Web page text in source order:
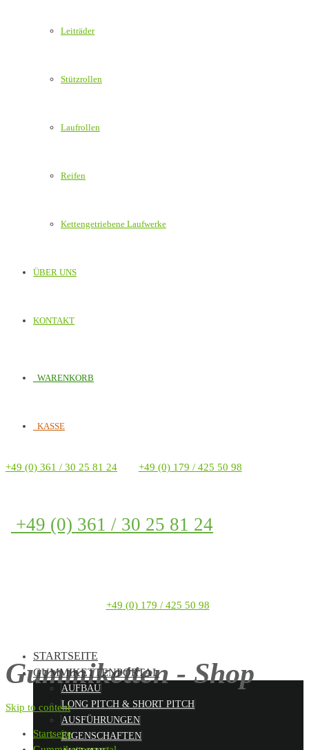
Leiträder
Stützrollen
Laufrollen
Reifen
Kettengetriebene Laufwerke
ÜBER UNS
KONTAKT
WARENKORB
KASSE
+49 (0) 361 / 30 25 81 24 +49 (0) 179 / 425 50 98
+49 (0) 361 / 30 25 81 24
+49 (0) 179 / 425 50 98
Gummiketten - Shop
STARTSEITE
GUMMIKETTENPORTAL
AUFBAU
LONG PITCH & SHORT PITCH
AUSFÜHRUNGEN
EIGENSCHAFTEN
Skip to content
Startseite